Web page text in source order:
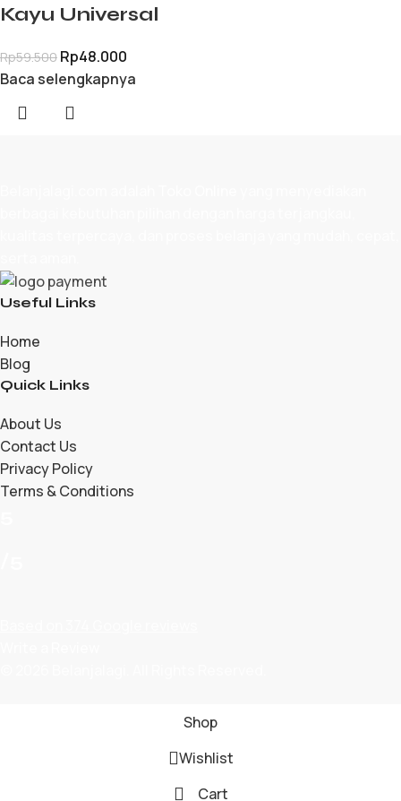
Kayu Universal
Rp59.500 Rp48.000
Baca selengkapnya
Useful Links
Home
Blog
Quick Links
About Us
Contact Us
Privacy Policy
Terms & Conditions
Shop
Wishlist
Cart